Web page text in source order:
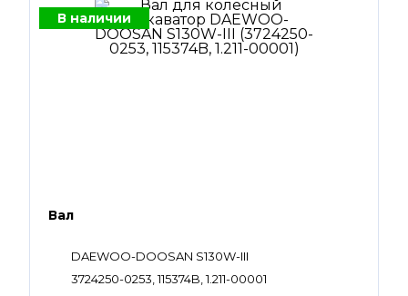
В наличии
Вал
DAEWOO-DOOSAN S130W-III
3724250-0253, 115374B, 1.211-00001